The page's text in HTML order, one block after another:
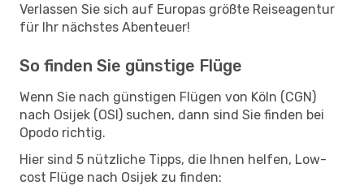
Verlassen Sie sich auf Europas größte Reiseagentur
für Ihr nächstes Abenteuer!
So finden Sie günstige Flüge
Wenn Sie nach günstigen Flügen von Köln (CGN)
nach Osijek (OSI) suchen, dann sind Sie finden bei
Opodo richtig.
Hier sind 5 nützliche Tipps, die Ihnen helfen, Low-
cost Flüge nach Osijek zu finden: